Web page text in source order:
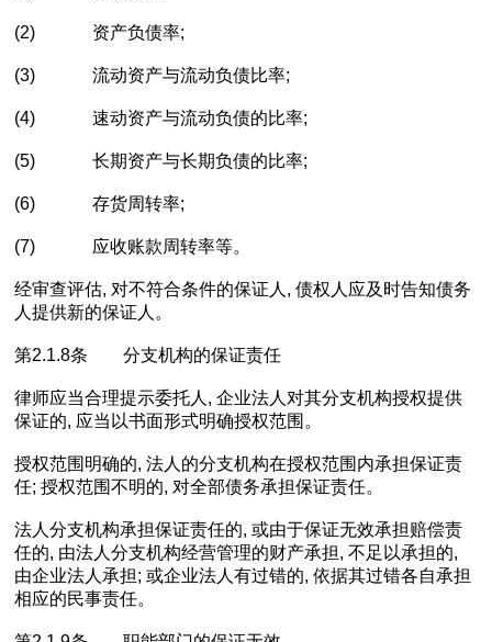
(2) 资产负债率;
(3) 流动资产与流动负债比率;
(4) 速动资产与流动负债的比率;
(5) 长期资产与长期负债的比率;
(6) 存货周转率;
(7) 应收账款周转率等。
经审查评估, 对不符合条件的保证人, 债权人应及时告知债务
人提供新的保证人。
第2.1.8条 分支机构的保证责任
律师应当合理提示委托人, 企业法人对其分支机构授权提供
保证的, 应当以书面形式明确授权范围。
授权范围明确的, 法人的分支机构在授权范围内承担保证责
任; 授权范围不明的, 对全部债务承担保证责任。
法人分支机构承担保证责任的, 或由于保证无效承担赔偿责
任的, 由法人分支机构经营管理的财产承担, 不足以承担的,
由企业法人承担; 或企业法人有过错的, 依据其过错各自承担
相应的民事责任。